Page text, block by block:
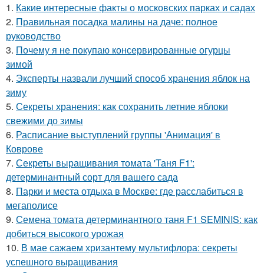
1. Какие интересные факты о московских парках и садах
2. Правильная посадка малины на даче: полное
руководство
3. Почему я не покупаю консервированные огурцы
зимой
4. Эксперты назвали лучший способ хранения яблок на
зиму
5. Секреты хранения: как сохранить летние яблоки
свежими до зимы
6. Расписание выступлений группы 'Анимация' в
Коврове
7. Секреты выращивания томата 'Таня F1':
детерминантный сорт для вашего сада
8. Парки и места отдыха в Москве: где расслабиться в
мегаполисе
9. Семена томата детерминантного таня F1 SEMINIS: как
добиться высокого урожая
10. В мае сажаем хризантему мультифлора: секреты
успешного выращивания